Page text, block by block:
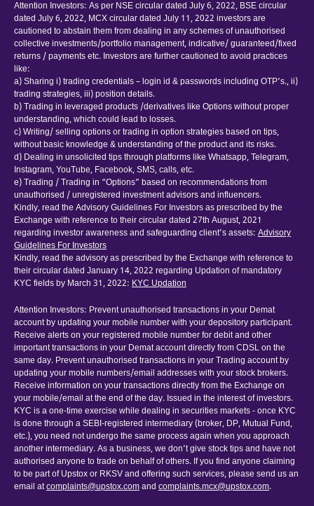
Attention Investors: As per NSE circular dated July 6, 2022, BSE circular
dated July 6, 2022, MCX circular dated July 11, 2022 investors are
cautioned to abstain them from dealing in any schemes of unauthorised
collective investments/portfolio management, indicative/ guaranteed/fixed
returns / payments etc. Investors are further cautioned to avoid practices
like:
a) Sharing i) trading credentials – login id & passwords including OTP’s., ii)
trading strategies, iii) position details.
b) Trading in leveraged products /derivatives like Options without proper
understanding, which could lead to losses.
c) Writing/ selling options or trading in option strategies based on tips,
without basic knowledge & understanding of the product and its risks.
d) Dealing in unsolicited tips through platforms like Whatsapp, Telegram,
Instagram, YouTube, Facebook, SMS, calls, etc.
e) Trading / Trading in “Options” based on recommendations from
unauthorised / unregistered investment advisors and influencers.
Kindly, read the Advisory Guidelines For Investors as prescribed by the
Exchange with reference to their circular dated 27th August, 2021
regarding investor awareness and safeguarding client’s assets: Advisory
Guidelines For Investors
Kindly, read the advisory as prescribed by the Exchange with reference to
their circular dated January 14, 2022 regarding Updation of mandatory
KYC fields by March 31, 2022: KYC Updation
Attention Investors: Prevent unauthorised transactions in your Demat
account by updating your mobile number with your depository participant.
Receive alerts on your registered mobile number for debit and other
important transactions in your Demat account directly from CDSL on the
same day. Prevent unauthorised transactions in your Trading account by
updating your mobile numbers/email addresses with your stock brokers.
Receive information on your transactions directly from the Exchange on
your mobile/email at the end of the day. Issued in the interest of investors.
KYC is a one-time exercise while dealing in securities markets - once KYC
is done through a SEBI-registered intermediary (broker, DP, Mutual Fund,
etc.), you need not undergo the same process again when you approach
another intermediary. As a business, we don’t give stock tips and have not
authorised anyone to trade on behalf of others. If you find anyone claiming
to be part of Upstox or RKSV and offering such services, please send us an
email atcomplaints@upstox.comand complaints.mcx@upstox.com.